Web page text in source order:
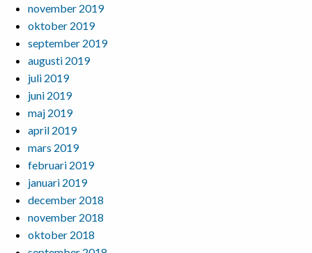
november 2019
oktober 2019
september 2019
augusti 2019
juli 2019
juni 2019
maj 2019
april 2019
mars 2019
februari 2019
januari 2019
december 2018
november 2018
oktober 2018